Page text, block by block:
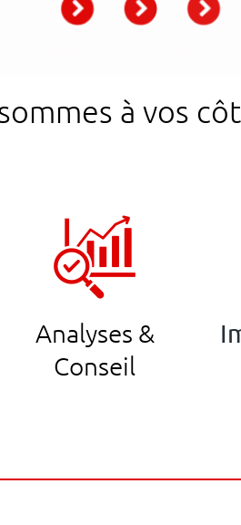
à vos
Analyses &
Conseil